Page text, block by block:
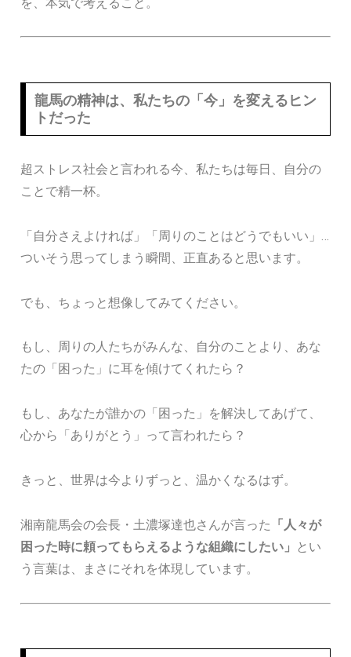
龍馬の精神は、私たちの「今」を変えるヒン
トだった
超ストレス社会と言われる今、私たちは毎日、自分の
ことで精一杯。
「自分さえよければ」「周りのことはどうでもいい」…
ついそう思ってしまう瞬間、正直あると思います。
でも、ちょっと想像してみてください。
もし、周りの人たちがみんな、自分のことより、あな
たの「困った」に耳を傾けてくれたら？
もし、あなたが誰かの「困った」を解決してあげて、
心から「ありがとう」って言われたら？
きっと、世界は今よりずっと、温かくなるはず。
湘南龍馬会の会長・土濃塚達也さんが言った 「人々が
困った時に頼ってもらえるような組織にしたい」
とい
う言葉は、まさにそれを体現しています。